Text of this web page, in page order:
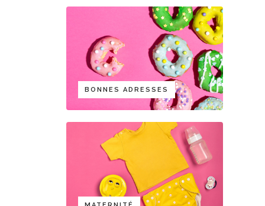
BONNES ADRESSES